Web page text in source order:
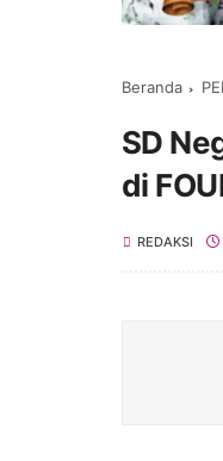
Beranda
SD
di
REDAKSI